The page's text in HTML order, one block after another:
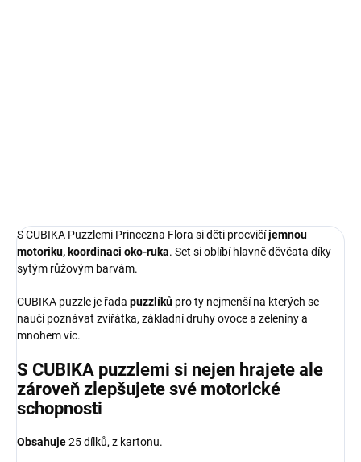
S CUBIKA Puzzlemi Princezna Flora si děti procvičíjemnou
motoriku, koordinaci oko-ruka. Set si oblíbí hlavně děvčata díky
sytým růžovým barvám.
CUBIKA puzzle je řada puzzlíků pro ty nejmenší na kterých se
naučí poznávat zvířátka, základní druhy ovoce a zeleniny a
mnohem víc.
S CUBIKA puzzlemi si nejen hrajete ale
zároveň zlepšujete své motorické
schopnosti
Obsahuje25 dílků, z kartonu.